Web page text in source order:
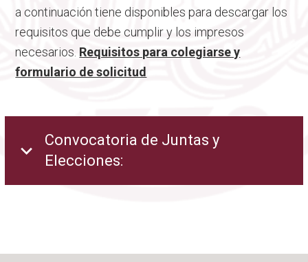
a continuación tiene disponibles para descargar los
requisitos que debe cumplir y los impresos
necesarios. Requisitos para colegiarse y
formulario de solicitud
Convocatoria de Juntas y
Elecciones: